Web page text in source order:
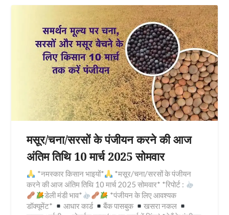
मसूर/चना/सरसों के पंजीयन करने की आज
अंतिम तिथि 10 मार्च 2025 सोमवार
*नमस्कार किसान भाइयों*
*मसूर/चना/सरसों के पंजीयन
करने की आज अंतिम तिथि 10 मार्च 2025 सोमवार* *रिपोर्ट :
डेली मंडी भाव*
*पंजीयन के लिए आवश्यक
डॉक्यूमेंट*
आधार कार्ड बैंक पासबुक
खसरा नकल